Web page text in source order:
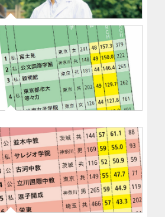
2021-12-28
｢偏差値日本一の医学生が陸上
で大学日本一｣東京大医学部6年
生の"すごい時間術"
偏差値38で"7割"が早慶
GMARCHへ…難関大合格実績
の高い｢偏差値40台以下｣の中
高一貫校50